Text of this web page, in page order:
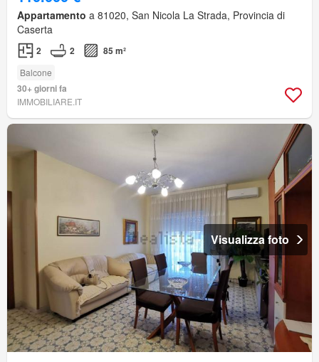
Appartamento a 81020, San Nicola La Strada, Provincia di
Caserta
2 2 85 m²
Balcone
30+ giorni fa
IMMOBILIARE.IT
Visualizza foto